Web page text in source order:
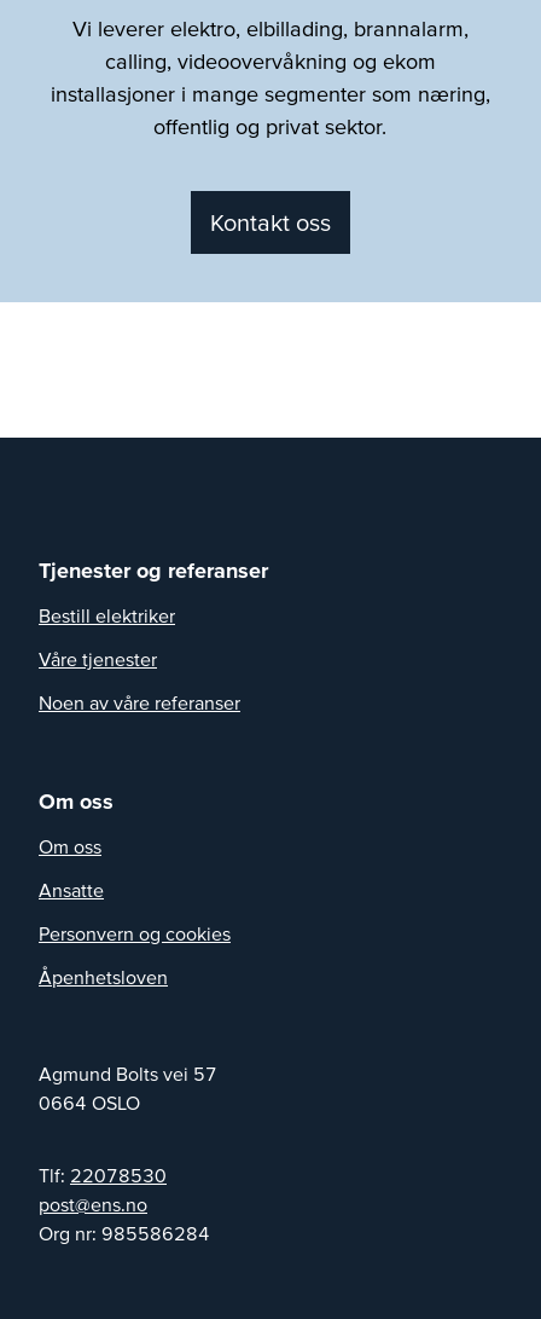
Vi leverer elektro, elbillading, brannalarm,
calling, videoovervåkning og ekom
installasjoner i mange segmenter som næring,
offentlig og privat sektor.
Kontakt oss
Agmund Bolts vei 57
0664 OSLO
Tlf: 22078530
on.sne@tsop
Org nr: 985586284
Tjenester og referanser
Bestill elektriker
Våre tjenester
Noen av våre referanser
Om oss
Om oss
Ansatte
Personvern og cookies
Åpenhetsloven